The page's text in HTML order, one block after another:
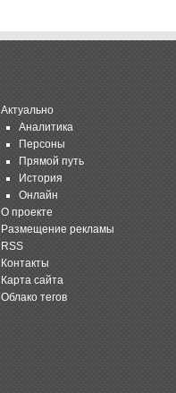
Актуально
Аналитика
Персоны
Прямой путь
История
Онлайн
О проекте
Размещение рекламы
RSS
Контакты
Карта сайта
Облако тегов